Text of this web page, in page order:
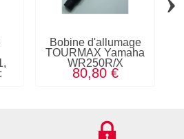
Bobine d'allumage
TOURMAX Yamaha
WR250R/X
80,80 €